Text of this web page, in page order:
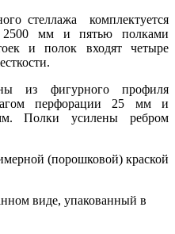
стеллажа комплектуется
2500 мм и пятью полками
и полок входят четыре
из фигурного профиля
перфорации 25 мм и
Полки усилены ребром
(порошковой) краской
виде, упакованный в